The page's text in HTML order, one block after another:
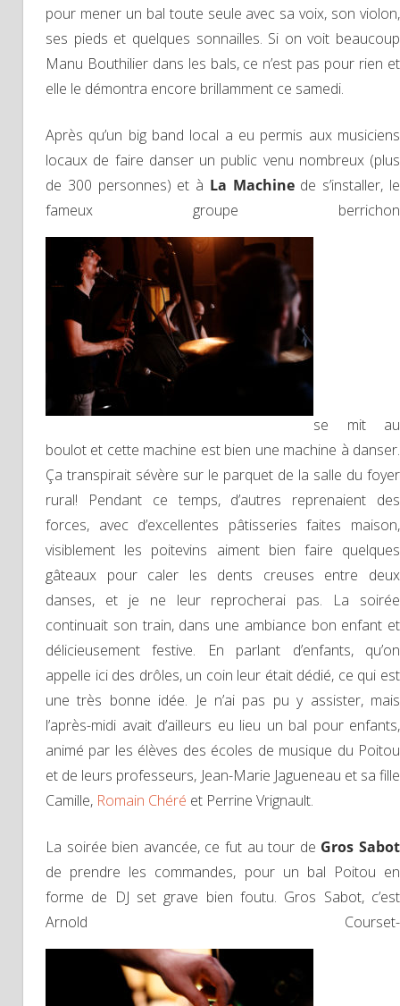
pour mener un bal toute seule avec sa voix, son violon,
ses pieds et quelques sonnailles. Si on voit beaucoup
Manu Bouthilier dans les bals, ce n’est pas pour rien et
elle le démontra encore brillamment ce samedi.
Après qu’un big band local a eu permis aux musiciens
locaux de faire danser un public venu nombreux (plus
de 300 personnes) et à La Machinede s’installer, le
fameux groupe berrichon
se mit au
boulot et cette machine est bien une machine à danser.
Ça transpirait sévère sur le parquet de la salle du foyer
rural! Pendant ce temps, d’autres reprenaient des
forces, avec d’excellentes pâtisseries faites maison,
visiblement les poitevins aiment bien faire quelques
gâteaux pour caler les dents creuses entre deux
danses, et je ne leur reprocherai pas. La soirée
continuait son train, dans une ambiance bon enfant et
délicieusement festive. En parlant d’enfants, qu’on
appelle ici des drôles, un coin leur était dédié, ce qui est
une très bonne idée. Je n’ai pas pu y assister, mais
l’après-midi avait d’ailleurs eu lieu un bal pour enfants,
animé par les élèves des écoles de musique du Poitou
et de leurs professeurs, Jean-Marie Jagueneau et sa fille
Camille, Romain Chéré et Perrine Vrignault.
La soirée bien avancée, ce fut au tour de Gros Sabot
de prendre les commandes, pour un bal Poitou en
forme de DJ set grave bien foutu. Gros Sabot, c’est
Arnold Courset-